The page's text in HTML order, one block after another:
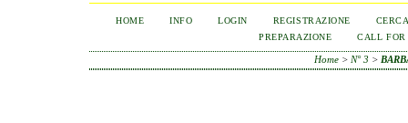
HOME INFO LOGIN REGISTRAZIONE
PREPARAZIONE
CALL FOR
Home > N° 3 >